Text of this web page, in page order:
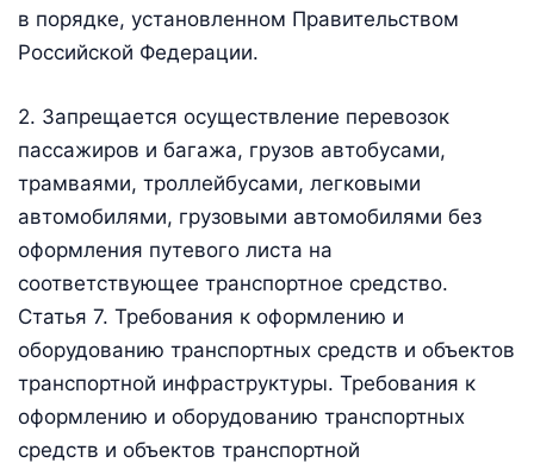
в порядке, установленном Правительством
Российской Федерации.
2. Запрещается осуществление перевозок
пассажиров и багажа, грузов автобусами,
трамваями, троллейбусами, легковыми
автомобилями, грузовыми автомобилями без
оформления путевого листа на
соответствующее транспортное средство.
Статья 7. Требования к оформлению и
оборудованию транспортных средств и объектов
транспортной инфраструктуры. Требования к
оформлению и оборудованию транспортных
средств и объектов транспортной